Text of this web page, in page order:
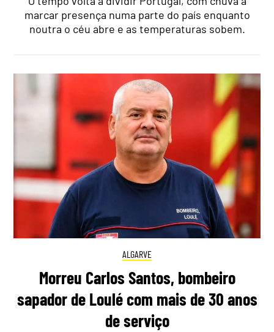
marcar presença numa parte do país enquanto
noutra o céu abre e as temperaturas sobem.
ALGARVE
Morreu Carlos Santos, bombeiro
sapador de Loulé com mais de 30 anos
de serviço